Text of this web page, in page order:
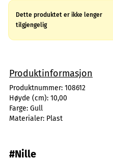
Dette produktet er ikke lenger
tilgjengelig
Produktinformasjon
Produktnummer: 108612
Høyde (cm): 10,00
Farge: Gull
Materialer: Plast
#Nille